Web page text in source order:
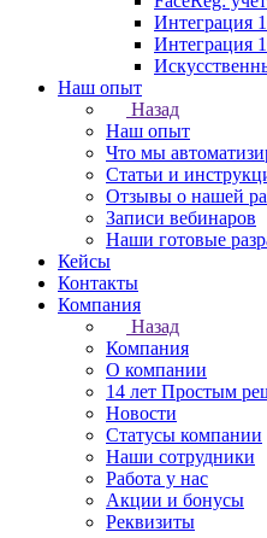
Интеграция
Интеграция
Наш опыт
Назад
Наш опыт
Что мы
Статьи и
Отзывы о нашей
Записи вебинаров
Наши готовые
Кейсы
Контакты
Компания
Назад
Компания
О компании
14 лет Простым
Новости
Статусы компании
Наши сотрудники
Работа у нас
Акции и бонусы
Реквизиты